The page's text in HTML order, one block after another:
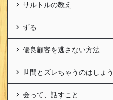
サルトルの教え
ずる
優良顧客を逃さない方法
世間とズレちゃうのはしょ
会って、話すこと